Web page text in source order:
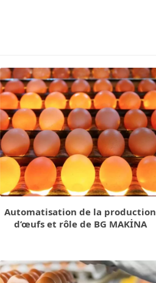
Automatisation de la production
d’œufs et rôle de BG MAKİNA